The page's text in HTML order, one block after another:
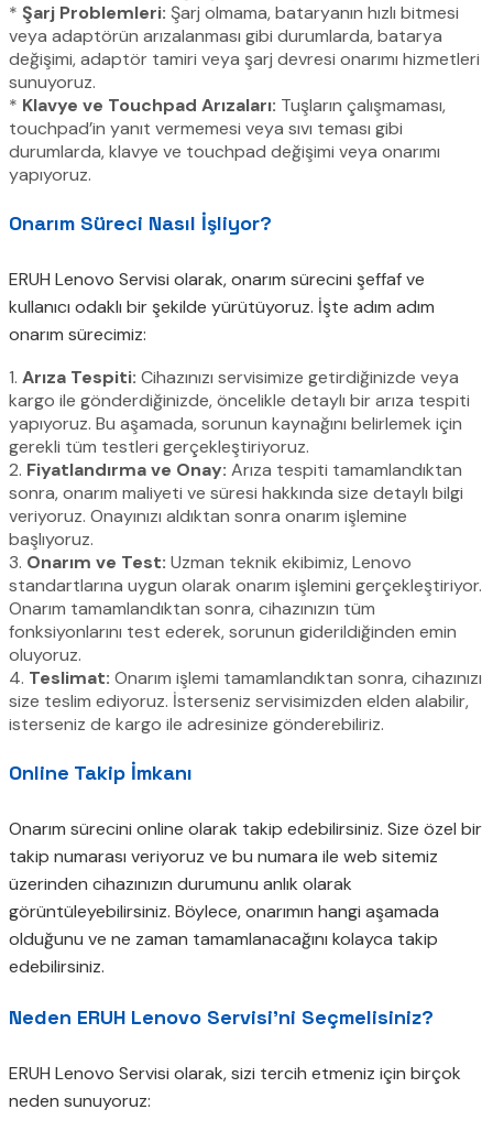
* Şarj Problemleri: Şarj olmama, bataryanın hızlı bitmesi
veya adaptörün arızalanması gibi durumlarda, batarya
değişimi, adaptör tamiri veya şarj devresi onarımı hizmetleri
sunuyoruz.
* Klavye ve Touchpad Arızaları: Tuşların çalışmaması,
touchpad’in yanıt vermemesi veya sıvı teması gibi
durumlarda, klavye ve touchpad değişimi veya onarımı
yapıyoruz.
Onarım Süreci Nasıl İşliyor?
ERUH Lenovo Servisi olarak, onarım sürecini şeffaf ve
kullanıcı odaklı bir şekilde yürütüyoruz. İşte adım adım
onarım sürecimiz:
1. Arıza Tespiti: Cihazınızı servisimize getirdiğinizde veya
kargo ile gönderdiğinizde, öncelikle detaylı bir arıza tespiti
yapıyoruz. Bu aşamada, sorunun kaynağını belirlemek için
gerekli tüm testleri gerçekleştiriyoruz.
2. Fiyatlandırma ve Onay: Arıza tespiti tamamlandıktan
sonra, onarım maliyeti ve süresi hakkında size detaylı bilgi
veriyoruz. Onayınızı aldıktan sonra onarım işlemine
başlıyoruz.
3. Onarım ve Test: Uzman teknik ekibimiz, Lenovo
standartlarına uygun olarak onarım işlemini gerçekleştiriyor.
Onarım tamamlandıktan sonra, cihazınızın tüm
fonksiyonlarını test ederek, sorunun giderildiğinden emin
oluyoruz.
4. Teslimat: Onarım işlemi tamamlandıktan sonra, cihazınızı
size teslim ediyoruz. İsterseniz servisimizden elden alabilir,
isterseniz de kargo ile adresinize gönderebiliriz.
Online Takip İmkanı
Onarım sürecini online olarak takip edebilirsiniz. Size özel bir
takip numarası veriyoruz ve bu numara ile web sitemiz
üzerinden cihazınızın durumunu anlık olarak
görüntüleyebilirsiniz. Böylece, onarımın hangi aşamada
olduğunu ve ne zaman tamamlanacağını kolayca takip
edebilirsiniz.
Neden ERUH Lenovo Servisi’ni Seçmelisiniz?
ERUH Lenovo Servisi olarak, sizi tercih etmeniz için birçok
neden sunuyoruz: